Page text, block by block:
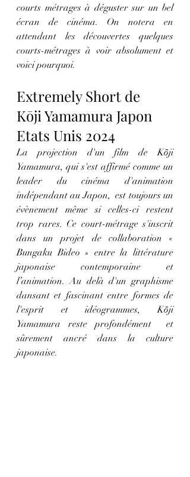
courts métrages à déguster sur un bel
écran de cinéma. On notera en
attendant les découvertes quelques
courts-métrages à voir absolument et
voici pourquoi.
Extremely Short de
Kōji Yamamura Japon
Etats Unis 2024
La projection d'un film de Kōji
Yamamura, qui s'est affirmé comme un
leader du cinéma d'animation
indépendant au Japon,  est toujours un
évènement même si celles-ci restent
dans un projet de collaboration «
Bungaku Bideo » entre la littérature
japonaise contemporaine et
l’animation. Au delà d'un graphisme
dansant et fascinant entre formes de
l'esprit et idéogrammes,
Kōji
Yamamura reste profondément  et
sûrement ancré dans la culture
japonaise.